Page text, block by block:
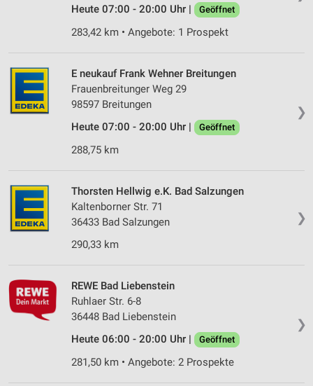
Heute 07:00 - 20:00 Uhr | Geöffnet
283,42 km • Angebote: 1 Prospekt
❯
E neukauf Frank Wehner Breitungen
Frauenbreitunger Weg 29
98597 Breitungen
Heute 07:00 - 20:00 Uhr |
Geöffnet
288,75 km
❯
Thorsten Hellwig e.K. Bad Salzungen
Kaltenborner Str. 71
36433 Bad Salzungen
290,33 km
❯
REWE Bad Liebenstein
Ruhlaer Str. 6-8
36448 Bad Liebenstein
Heute 06:00 - 20:00 Uhr |
Geöffnet
281,50 km • Angebote: 2 Prospekte